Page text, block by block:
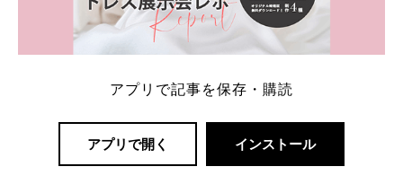
アプリで記事を保存・購読
アプリで開く インストール